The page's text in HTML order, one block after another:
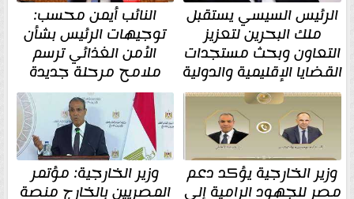
الرئيس السيسي يستقبل
ملك البحرين لتعزيز
التعاون وبحث مستجدات
القضايا الإقليمية والدولية
النائب أيمن محسب:
توجيهات الرئيس بشأن
الأمن الغذائي ترسم
ملامح مرحلة جديدة
وزير الخارجية يؤكد دعم
مصر للجهود الرامية إلى
وزير الخارجية: مؤتمر
المصريين بالخارج منصة